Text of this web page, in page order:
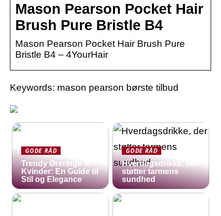
Mason Pearson Pocket Hair
Brush Pure Bristle B4
Mason Pearson Pocket Hair Brush Pure
Bristle B4 – 4YourHair
Keywords: mason pearson børste tilbud
GODE RÅD
Trendy Øreringe til
Kvinder: En Guide til
Stil og Elegance
GODE RÅD
Hverdagsdrikke, der
støtter tarmens
sundhed